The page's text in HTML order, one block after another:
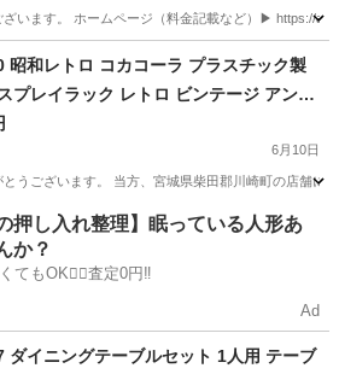
ざいます。 ホームページ（料金記載など）▶︎ https://
買取
昭和レトロ コカコーラ プラスチック製
プレイラック レトロ ビンテージ アンテ
時物 非売品 中古
6月10日
うございます。 当方、宮城県柴田郡川崎町の店舗
押し入れ整理】眠っている人形あ
か？
てもOK🙆‍♀️査定0円‼️
Ad
ダイニングテーブルセット 1人用 テーブ